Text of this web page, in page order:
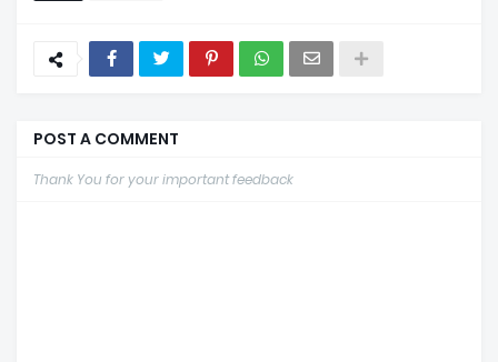
POST A COMMENT
Thank You for your important feedback